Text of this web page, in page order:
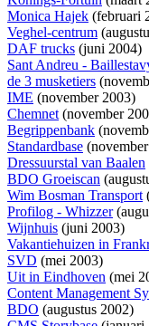
Monica Hajek (februari
Veghel-centrum
DAF trucks (juni 2004)
Sant Andreu -
de 3 musketiers
IME (november 2003)
Chemnet(november
Begrippenbank
Standardbase
Dressuurstal van Baalen
BDO Groeiscan
Wim Bosman Transport
Profilog - Whizzer
Wijnhuis (juni 2003)
Vakantiehuizen in
SVD (mei 2003)
Uit in Eindhoven (mei
Content Management
BDO (augustus 2002)